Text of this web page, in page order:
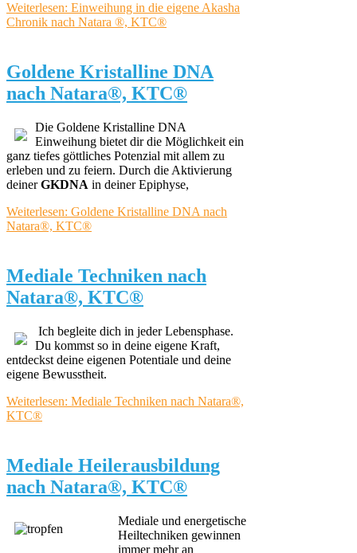
Weiterlesen: Einweihung in die eigene Akasha
Chronik nach Natara ®, KTC®
Goldene Kristalline DNA
nach Natara®, KTC®
Die Goldene Kristalline DNA
Einweihung bietet dir die Möglichkeit ein
ganz tiefes göttliches Potenzial mit allem zu
erleben und zu feiern. Durch die Aktivierung
deinerGKDNA in deiner Epiphyse,
Weiterlesen: Goldene Kristalline DNA nach
Natara®, KTC®
Mediale Techniken nach
Natara®, KTC®
Ich begleite dich in jeder Lebensphase.
Du kommst so in deine eigene Kraft,
entdeckst deine eigenen Potentiale und deine
eigene Bewusstheit.
Weiterlesen: Mediale Techniken nach Natara®,
KTC®
Mediale Heilerausbildung
nach Natara®, KTC®
Mediale und energetische
Heiltechniken gewinnen
immer mehr an